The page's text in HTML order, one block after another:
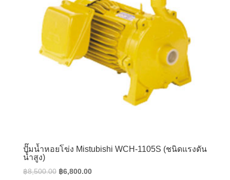
ปั๊มน้ำหอยโข่ง Mistubishi WCH-1105S (ชนิดแรงดัน
น้ำสูง)
฿8,500.00 Original
฿6,800.00Current